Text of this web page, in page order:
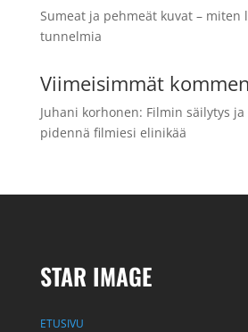
Sumeat ja pehmeät kuvat – miten
tunnelmia
Viimeisimmät
Juhani korhonen: Filmin säilytys ja
pidennä filmiesi elinikää
STAR IMAGE
ETUSIVU